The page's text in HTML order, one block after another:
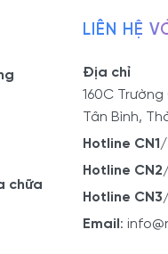
chữa
LIÊN HỆ
Địa chỉ
160C
Tân Bình,
Hotline
Hotline
Hotline
Email :